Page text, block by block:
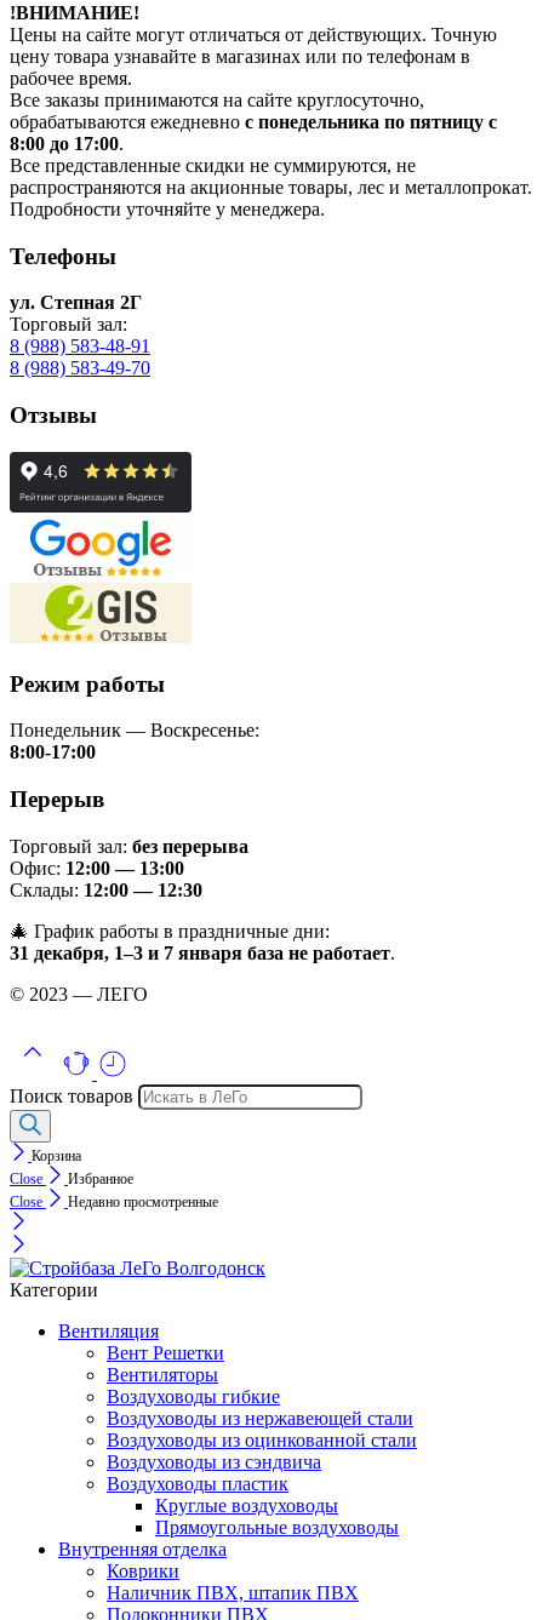
!ВНИМАНИЕ!
Цены на сайте могут отличаться от действующих. Точную
цену товара узнавайте в магазинах или по телефонам в
рабочее время.
Все заказы принимаются на сайте круглосуточно,
обрабатываются ежедневно с понедельника по пятницу с
8:00 до 17:00.
Все представленные скидки не суммируются, не
распространяются на акционные товары, лес и металлопрокат.
Подробности уточняйте у менеджера.
Телефоны
ул. Степная 2Г
Торговый зал:
8 (988) 583-48-91
8 (988) 583-49-70
Отзывы
Режим работы
Понедельник — Воскресенье:
8:00-17:00
Перерыв
Торговый зал: без перерыва
Офис: 12:00 — 13:00
Склады: 12:00 — 12:30
🎄 График работы в праздничные дни:
31 декабря, 1–3 и 7 января база не работает.
© 2023 — ЛЕГО
Поиск товаров
Корзина
Close
Избранное
Close
Недавно просмотренные
Категории
Вентиляция
Вент Решетки
Вентиляторы
Воздуховоды гибкие
Воздуховоды из нержавеющей стали
Воздуховоды из оцинкованной стали
Воздуховоды из сэндвича
Воздуховоды пластик
Круглые воздуховоды
Прямоугольные воздуховоды
Внутренняя отделка
Коврики
Наличник ПВХ, штапик ПВХ
Подоконники ПВХ